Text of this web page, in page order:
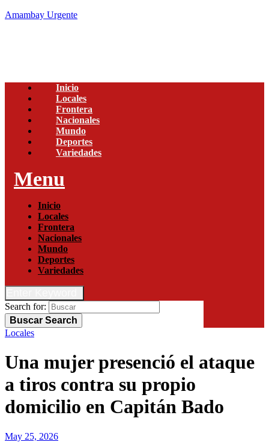
Amambay Urgente
Inicio
Locales
Frontera
Nacionales
Mundo
Deportes
Variedades
Menu
Inicio
Locales
Frontera
Nacionales
Mundo
Deportes
Variedades
Search for:
Buscar Search
Locales
Una mujer presenció el ataque
a tiros contra su propio
domicilio en Capitán Bado
May 25, 2026